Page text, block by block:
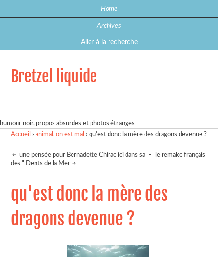
Home
Archives
Aller à la recherche
Bretzel liquide
humour noir, propos absurdes et photos étranges
Accueil ›animal, on est mal ›qu'est donc la mère des dragons devenue ?
une pensée pour Bernadette Chirac ici dans sa -
le remake français
des " Dents de la Mer
qu'est donc la mère des
dragons devenue ?